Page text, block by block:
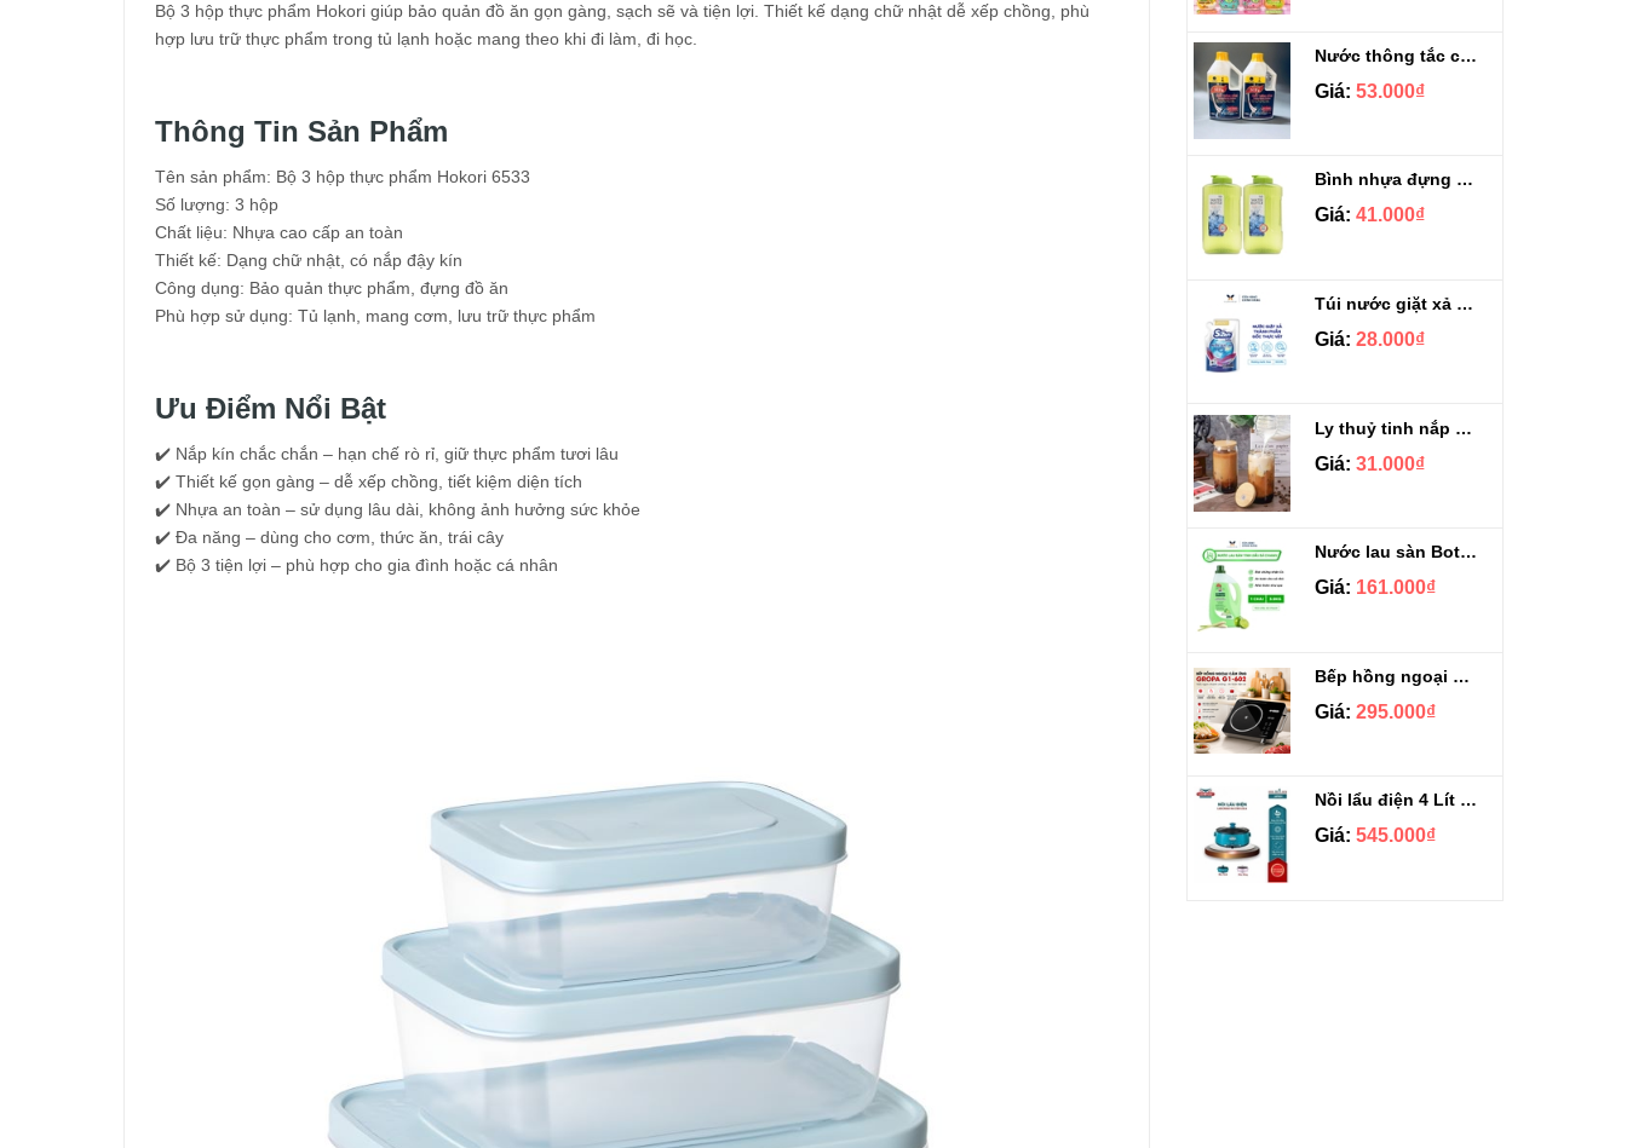
Bộ 3 hộp thực phẩm Hokori giúp bảo quản đồ ăn gọn gàng, sạch sẽ và tiện lợi. Thiết kế dạng chữ nhật dễ xếp chồng, phù
hợp lưu trữ thực phẩm trong tủ lạnh hoặc mang theo khi đi làm, đi học.
Thông Tin Sản Phẩm
Tên sản phẩm: Bộ 3 hộp thực phẩm Hokori 6533
Số lượng: 3 hộp
Chất liệu: Nhựa cao cấp an toàn
Thiết kế: Dạng chữ nhật, có nắp đậy kín
Công dụng: Bảo quản thực phẩm, đựng đồ ăn
Phù hợp sử dụng: Tủ lạnh, mang cơm, lưu trữ thực phẩm
Ưu Điểm Nổi Bật
✔️ Nắp kín chắc chắn – hạn chế rò rỉ, giữ thực phẩm tươi lâu
✔️ Thiết kế gọn gàng – dễ xếp chồng, tiết kiệm diện tích
✔️ Nhựa an toàn – sử dụng lâu dài, không ảnh hưởng sức khỏe
✔️ Đa năng – dùng cho cơm, thức ăn, trái cây
✔️ Bộ 3 tiện lợi – phù hợp cho gia đình hoặc cá nhân
Nước thông tắc cầu cống siêu mạnh Sifa 1.4kg
Giá: 53.000₫
Bình nhựa đựng nước Aqua Lock&Lock 2.1L
Giá: 41.000₫
Túi nước giặt xả Sizen hương nước hoa 500 ml
Giá: 28.000₫
Ly thuỷ tinh nắp gỗ kèm ống hút chịu nhiệt 500ml
Giá: 31.000₫
Nước lau sàn Botany tinh dầu sả chanh chai 3.9kg
Giá: 161.000₫
Bếp hồng ngoại cảm ứng Gropa G1-602
Giá: 295.000₫
Nồi lẩu điện 4 Lít Ladomax HA-238
Giá: 545.000₫